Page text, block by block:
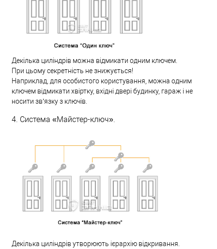
Декілька циліндрів можна відмикати одним ключем.
При цьому секретність не знижується!
Наприклад, для особистого користування, можна одним
ключем відмикати хвіртку, вхідні двері будинку, гараж і не
носити зв’язку з ключів.
4. Система «Майстер-ключ».
Декілька циліндрів утворюють ієрархію відкривання.